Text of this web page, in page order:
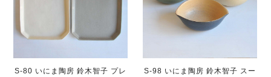
S-80 いにま陶房 鈴木智子 プレ
S-98 いにま陶房 鈴木智子 スー